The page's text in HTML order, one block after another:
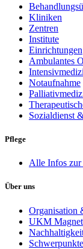
Kliniken
Zentren
Institute
Einrichtungen
Ambulantes
Notaufnahme
Sozialdienst
Pflege
Alle Infos
Über uns
Organisation
UKM Magnet
Schwerpunkte